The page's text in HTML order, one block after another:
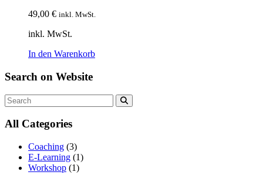
49,00 € inkl. MwSt.
inkl. MwSt.
In den Warenkorb
Search on Website
Search
All Categories
Coaching (3)
E-Learning (1)
Workshop (1)